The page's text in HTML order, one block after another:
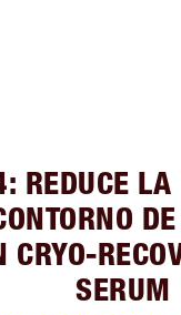
REDUCE
CRYO-
SERUM